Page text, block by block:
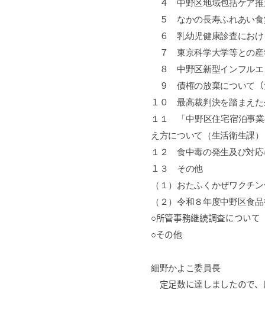
４ 中野区地域包括ケア
５ なかの長寿ふれあい
６ 乳幼児健康診査にお
７ 東京科学大学等との
８ 中野区新型インフル
９ 債権の放棄について
１０ 最高裁判決を踏まえ
１１ 「中野区住宅宿泊事
え方について（生活衛生課）
１２ 食中毒の発生及び対
１
３
その他
（１）おたふくかぜワクチ
（２）令和８年度中野区食
○所管事務継続調査について
○その他
細野かよこ委員長
定足数に達しましたので、